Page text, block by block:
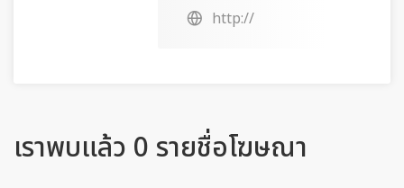
http://
เราพบแล้ว 0 รายชื่อโฆษณา